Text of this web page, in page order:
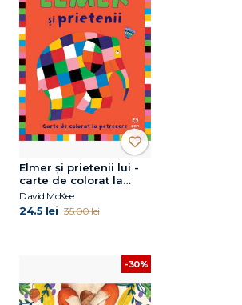
Elmer și prietenii lui -
carte de colorat la
petrecere
David McKee
24.5 lei 35.00 lei
-30%